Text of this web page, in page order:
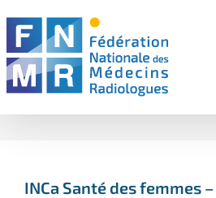
content
INCa Santé des femmes